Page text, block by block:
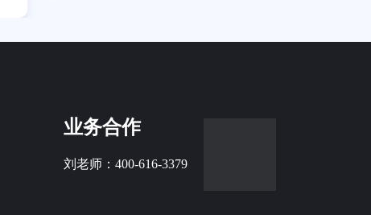
业务合作
刘老师：400-616-3379